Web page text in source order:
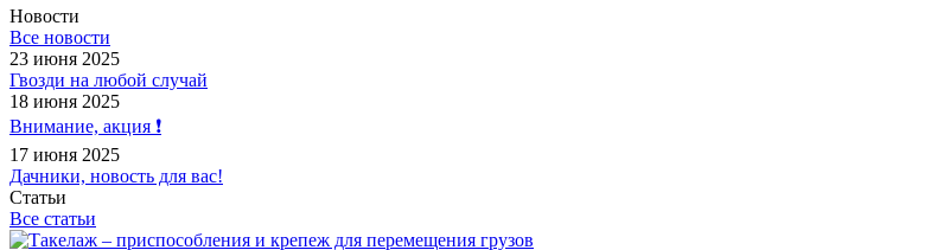
Новости
Все новости
23 июня 2025
Гвозди на любой случай
18 июня 2025
Внимание, акция ❗️
17 июня 2025
Дачники, новость для вас!
Статьи
Все статьи